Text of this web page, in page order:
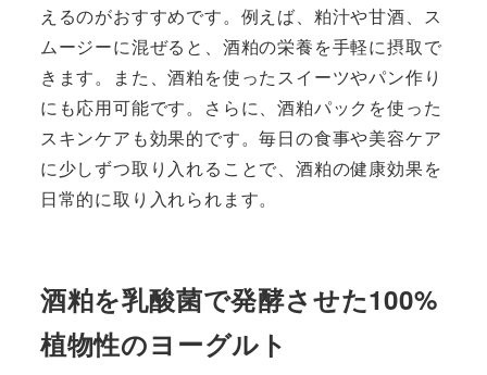
えるのがおすすめです。例えば、粕汁や甘酒、ス
ムージーに混ぜると、酒粕の栄養を手軽に摂取で
きます。また、酒粕を使ったスイーツやパン作り
にも応用可能です。さらに、酒粕パックを使った
スキンケアも効果的です。毎日の食事や美容ケア
に少しずつ取り入れることで、酒粕の健康効果を
日常的に取り入れられます。
酒粕を乳酸菌で発酵させた100%
植物性のヨーグルト